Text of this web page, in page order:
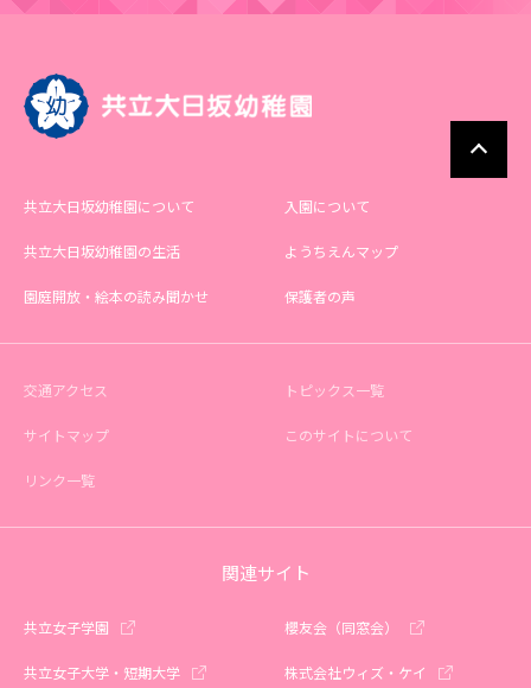
共立大日坂幼稚園について
共立大日坂幼稚園の生活
園庭開放・絵本の読み聞かせ
入園について
ようちえんマップ
保護者の声
交通アクセス トピックス一覧
サイトマップ このサイトについて
リンク一覧
関連サイト
共立女子学園
共立女子大学・短期大学
櫻友会（同窓会）
株式会社ウィズ・ケイ